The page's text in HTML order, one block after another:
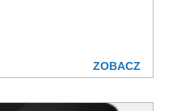
ZOBACZ